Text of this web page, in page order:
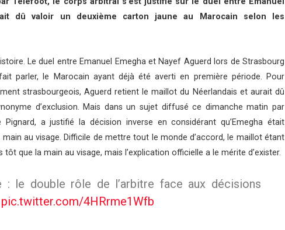
dû valoir un deuxième carton jaune au Marocain selon les
Le duel entre Emanuel Emegha et Nayef Aguerd lors de Strasbourg
parler, le Marocain ayant déjà été averti en première période. Pour
strasbourgeois, Aguerd retient le maillot du Néerlandais et aurait dû
d’exclusion. Mais dans un sujet diffusé ce dimanche matin par
a justifié la décision inverse en considérant qu’Emegha était
au visage. Difficile de mettre tout le monde d’accord, le maillot étant
que la main au visage, mais l’explication officielle a le mérite d’exister.
: le double rôle de l’arbitre face aux décisions
pic.twitter.com/4HRrme1Wfb